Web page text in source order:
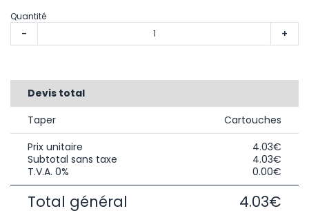
Quantité
- +
Devis total
Taper
Cartouches
Prix unitaire
4.03€
Subtotal sans taxe
4.03€
T.V.A. 0%
0.00€
Total général 4.03€